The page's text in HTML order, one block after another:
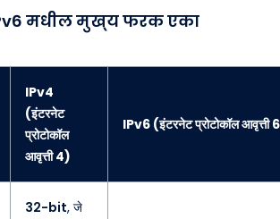
मधील मुख्य फरक एका
IPv4
(इंटरनेट
प्रोटोकॉल
आवृत्ती 4)
IPv6 (इंटरनेट प्रोटोकॉल आवृत्ती
32-bit, जे